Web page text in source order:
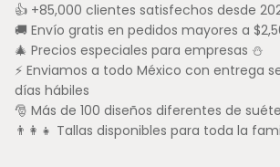
👍 +85,000 clientes satisfechos desde
🚚 Envío gratis en pedidos mayores a
🎄 Precios especiales para empresas ⛄
⚡ Enviamos a todo México con entrega
días hábiles
🎅 Más de 100 diseños diferentes de
👨‍👩‍👧 Tallas disponibles para toda la